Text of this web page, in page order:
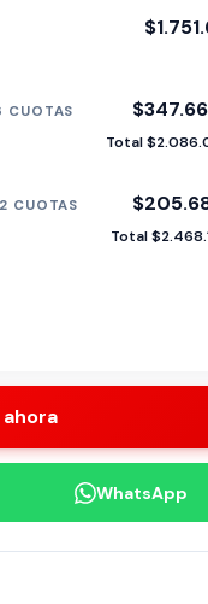
CUOTAS
Total
CUOTAS
Total
WhatsApp